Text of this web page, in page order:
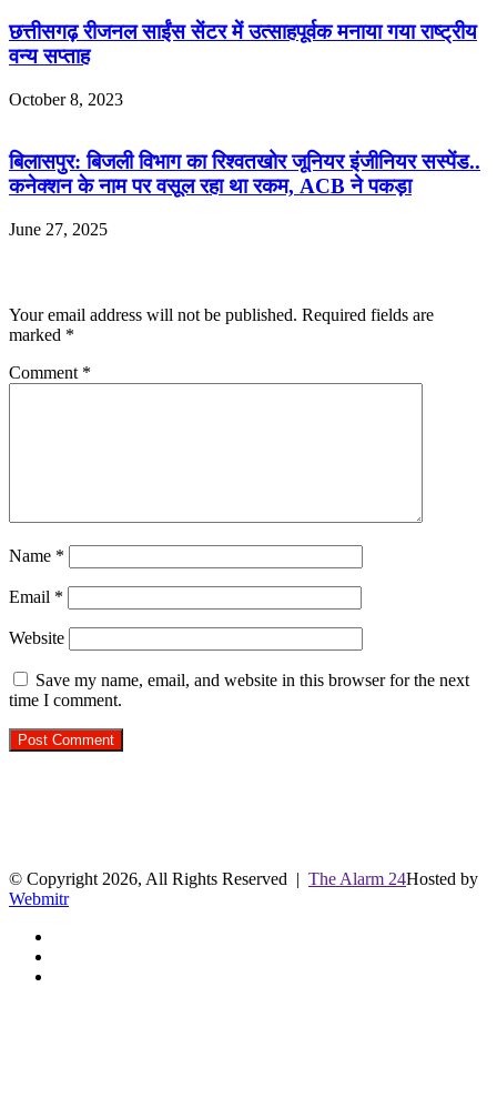
छत्तीसगढ़ रीजनल साईंस सेंटर में उत्साहपूर्वक मनाया गया राष्ट्रीय
वन्य सप्ताह
October 8, 2023
बिलासपुर: बिजली विभाग का रिश्वतखोर जूनियर इंजीनियर सस्पेंड..
कनेक्शन के नाम पर वसूल रहा था रकम, ACB ने पकड़ा
June 27, 2025
Your email address will not be published. Required fields are
marked *
Comment *
Name *
Email *
Website
Save my name, email, and website in this browser for the next
time I comment.
© Copyright 2026, All Rights Reserved | The Alarm 24Hosted by
Webmitr